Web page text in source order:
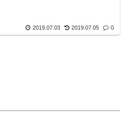
2019.07.03 2019.07.05 0